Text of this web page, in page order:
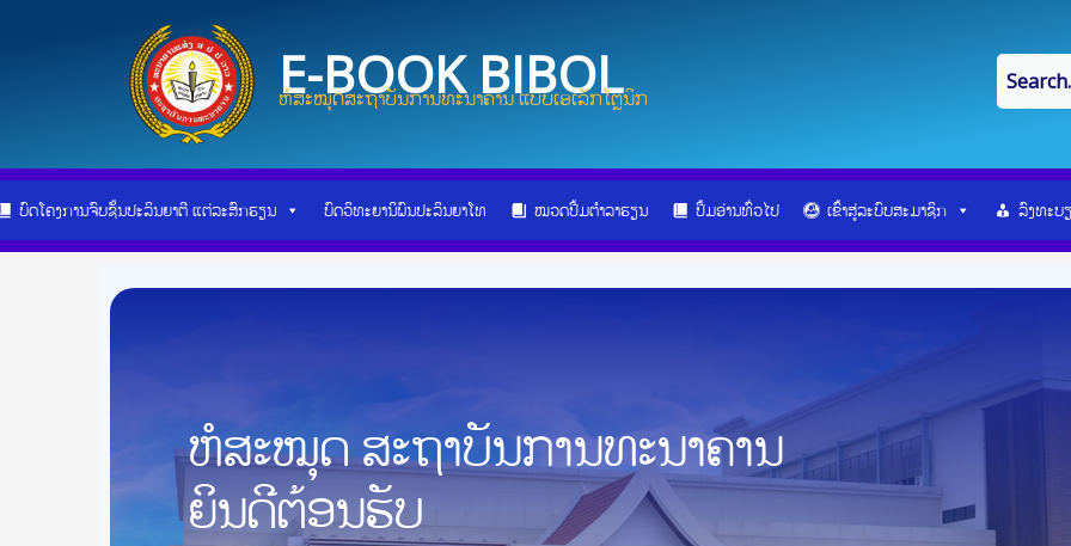
E-BOOK BIBOL
ຫໍສະໝຸດສະຖາບັນການທະນາຄານ ແບບເອເລັກໂຕຼນິກ
ບົດໂຄງການຈົບຊັ້ນປະລິນຍາຕີ ແຕ່ລະສົກຮຽນ ບົດວິທະຍານິພົນປະລິນຍາໂທ ໝວດປື້ມຕຳລາຮຽນ ປື້ມອ່ານທົ່ວໄປ ເຂົ້າສູ່ລະບົບສະມາຊິກ ລົງທະບ
ຫໍສະໝຸດ ສະຖາບັນການທະນາຄານ
ຍິນດີຕ້ອນຮັບ
navigation